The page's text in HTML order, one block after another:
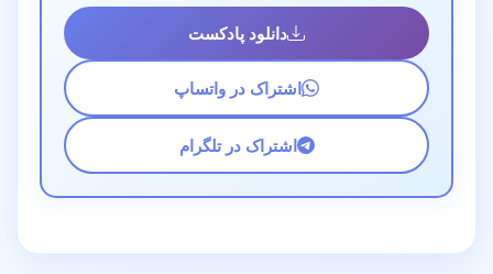
دانلود پادکست
اشتراک در واتساپ
اشتراک در تلگرام